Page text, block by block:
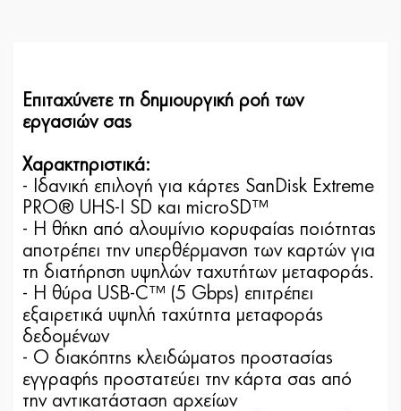
Επιταχύνετε τη δημιουργική ροή των
εργασιών σας
Χαρακτηριστικά:
- Ιδανική επιλογή για κάρτες SanDisk Extreme
PRO® UHS-I SD και microSD™
- Η θήκη από αλουμίνιο κορυφαίας ποιότητας
αποτρέπει την υπερθέρμανση των καρτών για
τη διατήρηση υψηλών ταχυτήτων μεταφοράς.
- Η θύρα USB-C™ (5 Gbps) επιτρέπει
εξαιρετικά υψηλή ταχύτητα μεταφοράς
δεδομένων
- Ο διακόπτης κλειδώματος προστασίας
εγγραφής προστατεύει την κάρτα σας από
την αντικατάσταση αρχείων